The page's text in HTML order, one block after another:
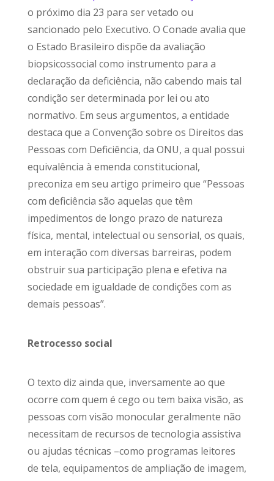
o próximo dia 23 para ser vetado ou
sancionado pelo Executivo. O Conade avalia que
o Estado Brasileiro dispõe da avaliação
biopsicossocial como instrumento para a
declaração da deficiência, não cabendo mais tal
condição ser determinada por lei ou ato
normativo. Em seus argumentos, a entidade
destaca que a Convenção sobre os Direitos das
Pessoas com Deficiência, da ONU, a qual possui
equivalência à emenda constitucional,
preconiza em seu artigo primeiro que “Pessoas
com deficiência são aquelas que têm
impedimentos de longo prazo de natureza
física, mental, intelectual ou sensorial, os quais,
em interação com diversas barreiras, podem
obstruir sua participação plena e efetiva na
sociedade em igualdade de condições com as
demais pessoas”.
Retrocesso social
O texto diz ainda que, inversamente ao que
ocorre com quem é cego ou tem baixa visão, as
pessoas com visão monocular geralmente não
necessitam de recursos de tecnologia assistiva
ou ajudas técnicas –como programas leitores
de tela, equipamentos de ampliação de imagem,